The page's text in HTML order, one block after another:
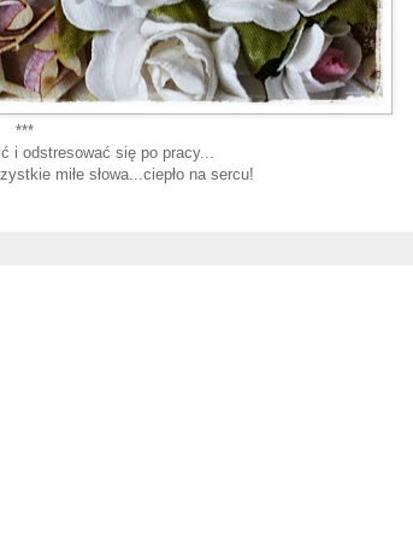
***
i odstresować się po pracy...
miłe słowa...ciepło na sercu!